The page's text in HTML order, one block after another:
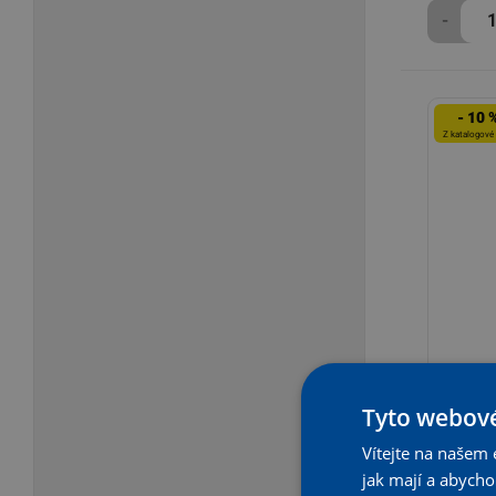
-
- 10
Z katalogové
s
U
Na
Tyto
Vítejte na našem
jak mají a